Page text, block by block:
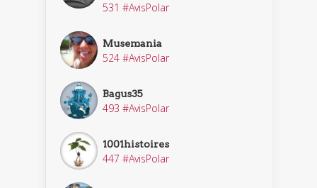
531 #AvisPolar
Musemania
524 #AvisPolar
Bagus35
493 #AvisPolar
1001histoires
447 #AvisPolar